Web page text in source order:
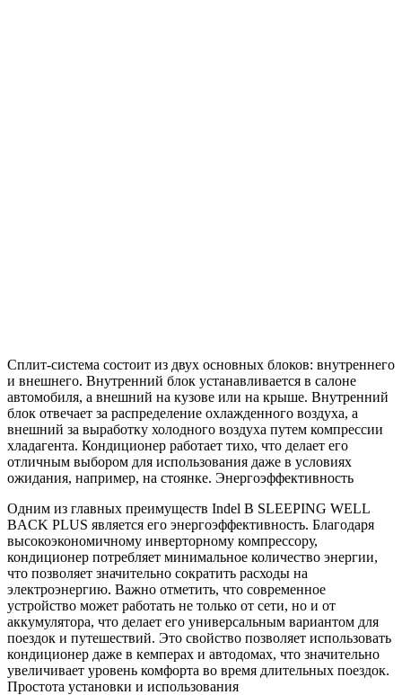
Сплит-система состоит из двух основных блоков: внутреннего
и внешнего. Внутренний блок устанавливается в салоне
автомобиля, а внешний на кузове или на крыше. Внутренний
блок отвечает за распределение охлажденного воздуха, а
внешний за выработку холодного воздуха путем компрессии
хладагента. Кондиционер работает тихо, что делает его
отличным выбором для использования даже в условиях
ожидания, например, на стоянке. Энергоэффективность
Одним из главных преимуществ Indel B SLEEPING WELL
BACK PLUS является его энергоэффективность. Благодаря
высокоэкономичному инверторному компрессору,
кондиционер потребляет минимальное количество энергии,
что позволяет значительно сократить расходы на
электроэнергию. Важно отметить, что современное
устройство может работать не только от сети, но и от
аккумулятора, что делает его универсальным вариантом для
поездок и путешествий. Это свойство позволяет использовать
кондиционер даже в кемперах и автодомах, что значительно
увеличивает уровень комфорта во время длительных поездок.
Простота установки и использования